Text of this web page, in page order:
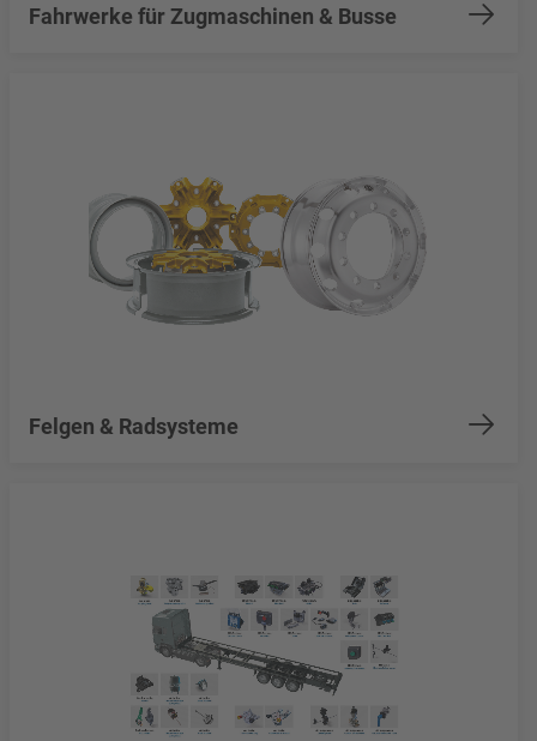
Fahrwerke für Zugmaschinen & Busse
Felgen & Radsysteme